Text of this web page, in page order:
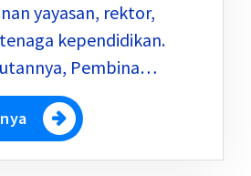
yayasan, rektor,
kependidikan.
Pembina…